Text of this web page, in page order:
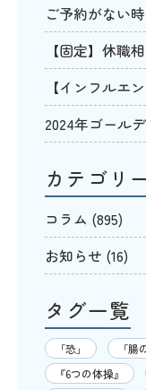
ご予約がない
【固定】休職
【インフルエ
2024年ゴール
カテゴリ
コラム (895)
お知らせ (16)
タグ一覧
「恐」 「
『6つの体操』